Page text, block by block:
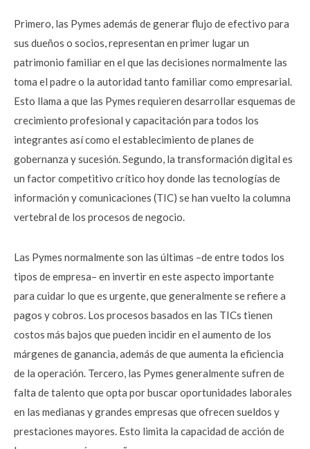
Primero, las Pymes además de generar flujo de efectivo para
sus dueños o socios, representan en primer lugar un
patrimonio familiar en el que las decisiones normalmente las
toma el padre o la autoridad tanto familiar como empresarial.
Esto llama a que las Pymes requieren desarrollar esquemas de
crecimiento profesional y capacitación para todos los
integrantes así como el establecimiento de planes de
gobernanza y sucesión. Segundo, la transformación digital es
un factor competitivo crítico hoy donde las tecnologías de
información y comunicaciones (TIC) se han vuelto la columna
vertebral de los procesos de negocio.
Las Pymes normalmente son las últimas –de entre todos los
tipos de empresa– en invertir en este aspecto importante
para cuidar lo que es urgente, que generalmente se refiere a
pagos y cobros. Los procesos basados en las TICs tienen
costos más bajos que pueden incidir en el aumento de los
márgenes de ganancia, además de que aumenta la eficiencia
de la operación. Tercero, las Pymes generalmente sufren de
falta de talento que opta por buscar oportunidades laborales
en las medianas y grandes empresas que ofrecen sueldos y
prestaciones mayores. Esto limita la capacidad de acción de